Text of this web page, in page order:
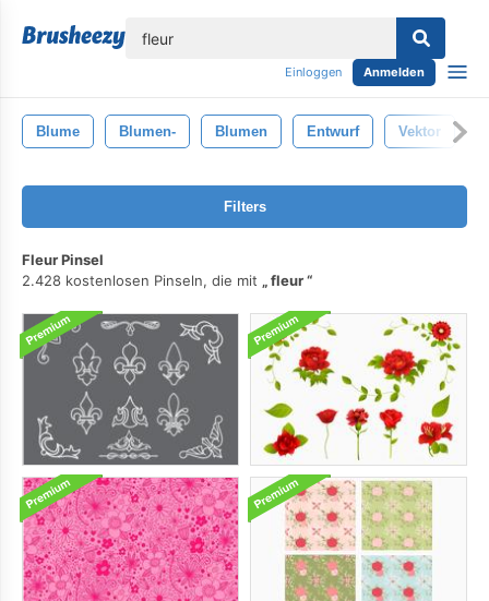
Einloggen Anmelden
Blume Blumen- Blumen Entwurf Vektor
Filters
Fleur Pinsel
2.428 kostenlosen Pinseln, die mit
fleur